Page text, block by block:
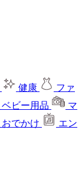
健康
ファ
ベビー用品
マ
おでかけ
エン